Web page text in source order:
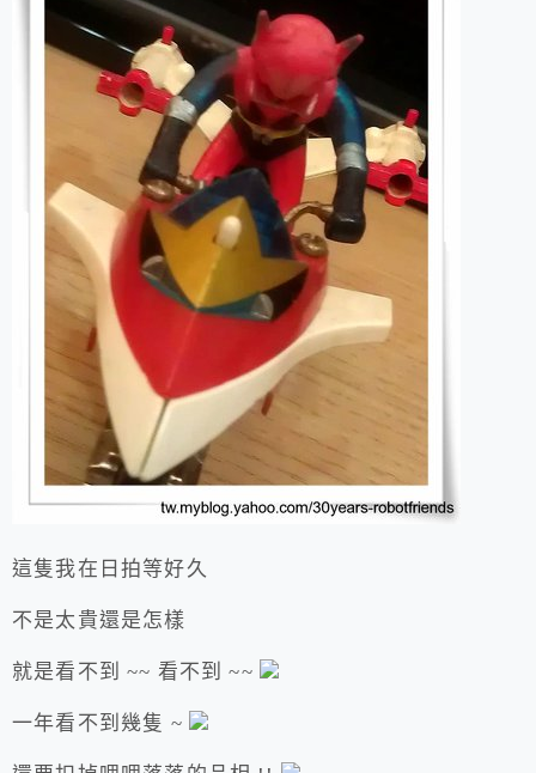
這隻我在日拍等好久
不是太貴還是怎樣
就是看不到 ~~ 看不到 ~~
一年看不到幾隻 ~